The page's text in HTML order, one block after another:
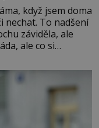
když jsem doma
nechat. To nadšení
záviděla, ale
ale co si
doba, když